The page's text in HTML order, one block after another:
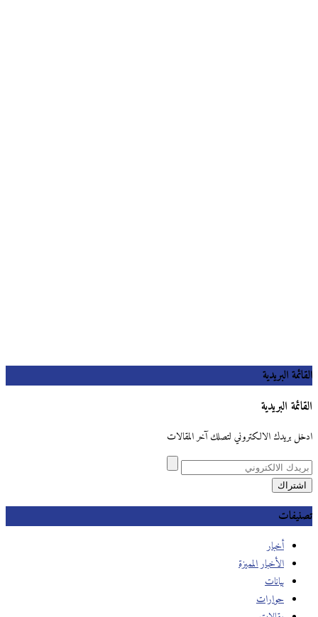
القائمة البريدية
القائمة البريدية
ادخل بريدك الالكتروني لتصلك آخر المقالات
تصنيفات
أخبار
الأخبار المميزة
بيانات
حوارات